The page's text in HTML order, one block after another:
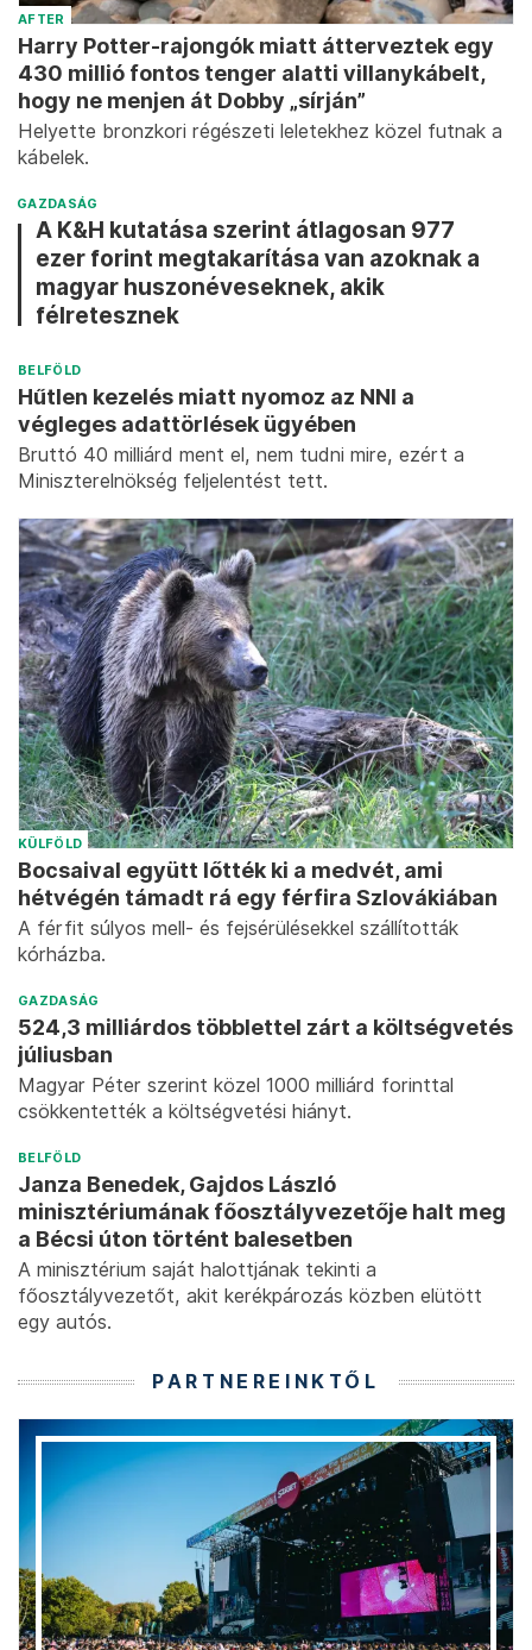
AFTER
Harry Potter-rajongók miatt átterveztek egy
430 millió fontos tenger alatti villanykábelt,
hogy ne menjen át Dobby „sírján”
Helyette bronzkori régészeti leletekhez közel futnak a
kábelek.
GAZDASÁG
A K&H kutatása szerint átlagosan 977
ezer forint megtakarítása van azoknak a
magyar huszonéveseknek, akik
félretesznek
BELFÖLD
Hűtlen kezelés miatt nyomoz az NNI a
végleges adattörlések ügyében
Bruttó 40 milliárd ment el, nem tudni mire, ezért a
Miniszterelnökség feljelentést tett.
KÜLFÖLD
Bocsaival együtt lőtték ki a medvét, ami
hétvégén támadt rá egy férfira Szlovákiában
A férfit súlyos mell- és fejsérülésekkel szállították
kórházba.
GAZDASÁG
524,3 milliárdos többlettel zárt a költségvetés
júliusban
Magyar Péter szerint közel 1000 milliárd forinttal
csökkentették a költségvetési hiányt.
BELFÖLD
Janza Benedek, Gajdos László
minisztériumának főosztályvezetője halt meg
a Bécsi úton történt balesetben
A minisztérium saját halottjának tekinti a
főosztályvezetőt, akit kerékpározás közben elütött
egy autós.
PARTNEREINKTŐL